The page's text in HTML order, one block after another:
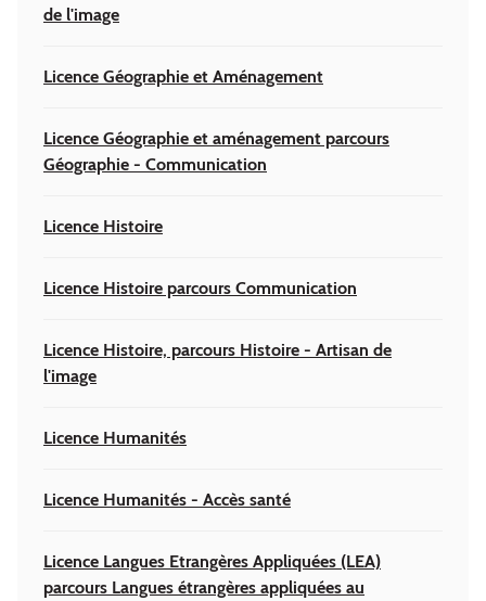
de l'image
Licence Géographie et Aménagement
Licence Géographie et aménagement parcours
Géographie - Communication
Licence Histoire
Licence Histoire parcours Communication
Licence Histoire, parcours Histoire - Artisan de
l'image
Licence Humanités
Licence Humanités - Accès santé
Licence Langues Etrangères Appliquées (LEA)
parcours Langues étrangères appliquées au